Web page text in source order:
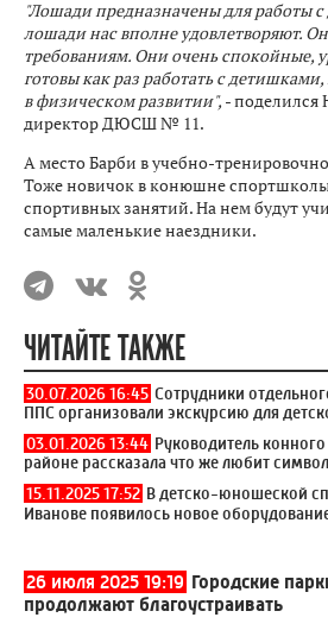
"Лошади предназначены для работы
лошади нас вполне удовлетворяют.
требованиям. Они очень спокойные,
готовы как раз работать с
в физическом развитии", - поделился
директор ДЮСШ № 11.
А место Барби в учебно-
Тоже новичок в конюшне
спортивных занятий. На нем будут
самые маленькие наездники.
ЧИТАЙТЕ ТАКЖЕ
30.07.2026 16:45 Сотрудники
ППС организовали экскурсию для
03.01.2026 13:44 Руководитель
районе рассказала что же любит
15.11.2025 17:52 В детско-юношеской
Иванове появилось новое
26 июля 2025 19:19 Городские
продолжают благоустраивать